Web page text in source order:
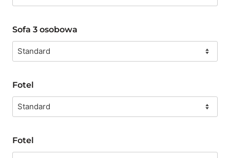
Sofa 3 osobowa
Fotel
Fotel